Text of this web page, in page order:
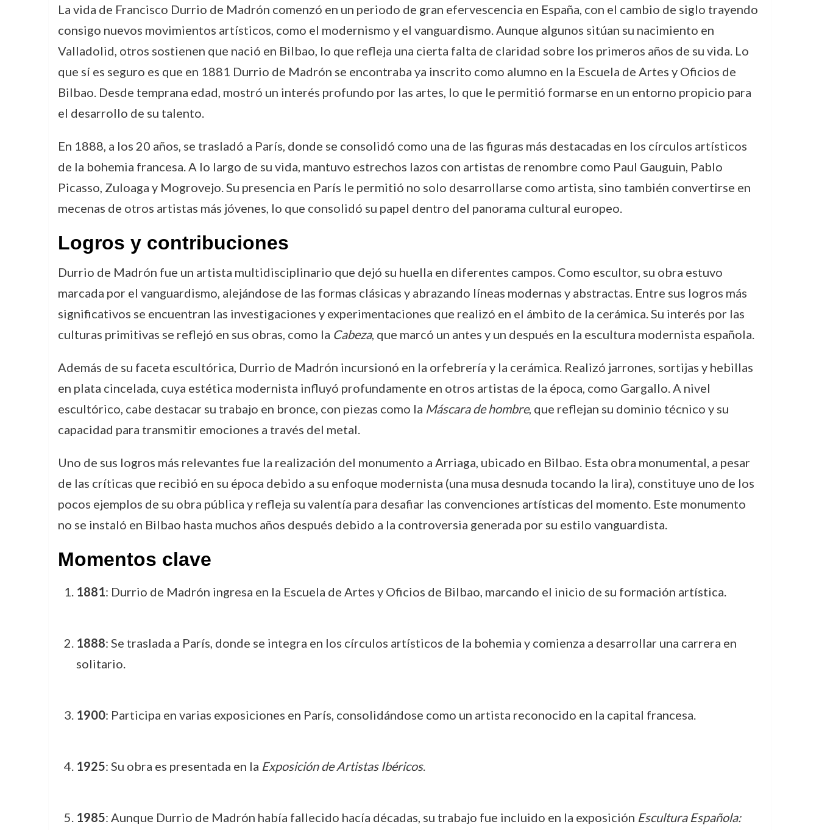
La vida de Francisco Durrio de Madrón comenzó en un periodo de gran efervescencia en España, con el cambio de siglo trayendo
consigo nuevos movimientos artísticos, como el modernismo y el vanguardismo. Aunque algunos sitúan su nacimiento en
Valladolid, otros sostienen que nació en Bilbao, lo que refleja una cierta falta de claridad sobre los primeros años de su vida. Lo
que sí es seguro es que en 1881 Durrio de Madrón se encontraba ya inscrito como alumno en la Escuela de Artes y Oficios de
Bilbao. Desde temprana edad, mostró un interés profundo por las artes, lo que le permitió formarse en un entorno propicio para
el desarrollo de su talento.
En 1888, a los 20 años, se trasladó a París, donde se consolidó como una de las figuras más destacadas en los círculos artísticos
de la bohemia francesa. A lo largo de su vida, mantuvo estrechos lazos con artistas de renombre como Paul Gauguin, Pablo
Picasso, Zuloaga y Mogrovejo. Su presencia en París le permitió no solo desarrollarse como artista, sino también convertirse en
mecenas de otros artistas más jóvenes, lo que consolidó su papel dentro del panorama cultural europeo.
Logros y contribuciones
Durrio de Madrón fue un artista multidisciplinario que dejó su huella en diferentes campos. Como escultor, su obra estuvo
marcada por el vanguardismo, alejándose de las formas clásicas y abrazando líneas modernas y abstractas. Entre sus logros más
significativos se encuentran las investigaciones y experimentaciones que realizó en el ámbito de la cerámica. Su interés por las
culturas primitivas se reflejó en sus obras, como la Cabeza, que marcó un antes y un después en la escultura modernista española.
Además de su faceta escultórica, Durrio de Madrón incursionó en la orfebrería y la cerámica. Realizó jarrones, sortijas y hebillas
en plata cincelada, cuya estética modernista influyó profundamente en otros artistas de la época, como Gargallo. A nivel
escultórico, cabe destacar su trabajo en bronce, con piezas como la Máscara de hombre, que reflejan su dominio técnico y su
capacidad para transmitir emociones a través del metal.
Uno de sus logros más relevantes fue la realización del monumento a Arriaga, ubicado en Bilbao. Esta obra monumental, a pesar
de las críticas que recibió en su época debido a su enfoque modernista (una musa desnuda tocando la lira), constituye uno de los
pocos ejemplos de su obra pública y refleja su valentía para desafiar las convenciones artísticas del momento. Este monumento
no se instaló en Bilbao hasta muchos años después debido a la controversia generada por su estilo vanguardista.
Momentos clave
1881: Durrio de Madrón ingresa en la Escuela de Artes y Oficios de Bilbao, marcando el inicio de su formación artística.
1888: Se traslada a París, donde se integra en los círculos artísticos de la bohemia y comienza a desarrollar una carrera en
solitario.
1900: Participa en varias exposiciones en París, consolidándose como un artista reconocido en la capital francesa.
1925: Su obra es presentada en la Exposición de Artistas Ibéricos.
1985: Aunque Durrio de Madrón había fallecido hacía décadas, su trabajo fue incluido en la exposición Escultura Española: